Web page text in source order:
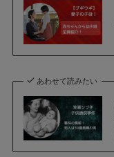
あわせて読みたい